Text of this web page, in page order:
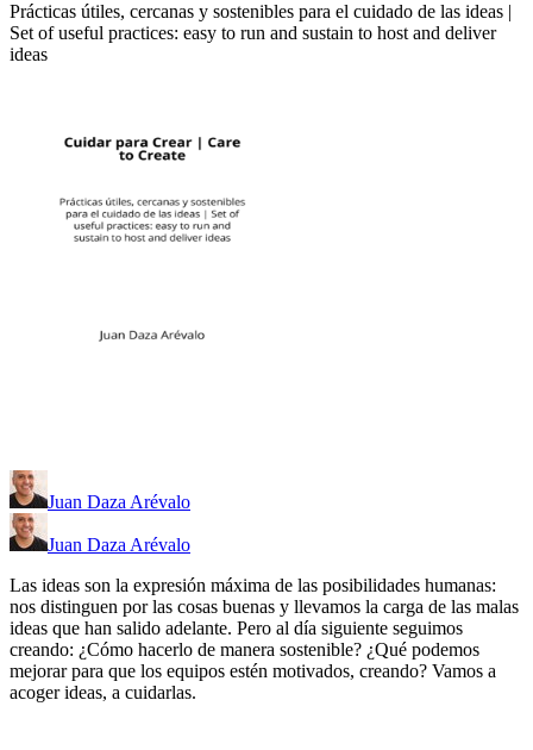
Prácticas útiles, cercanas y sostenibles para el cuidado de las ideas |
Set of useful practices: easy to run and sustain to host and deliver
ideas
Juan Daza Arévalo
Juan Daza Arévalo
Las ideas son la expresión máxima de las posibilidades humanas:
nos distinguen por las cosas buenas y llevamos la carga de las malas
ideas que han salido adelante. Pero al día siguiente seguimos
creando: ¿Cómo hacerlo de manera sostenible? ¿Qué podemos
mejorar para que los equipos estén motivados, creando? Vamos a
acoger ideas, a cuidarlas.